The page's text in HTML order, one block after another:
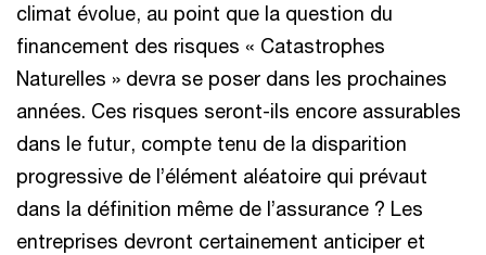
climat évolue, au point que la question du
financement des risques « Catastrophes
Naturelles » devra se poser dans les prochaines
années. Ces risques seront-ils encore assurables
dans le futur, compte tenu de la disparition
progressive de l’élément aléatoire qui prévaut
dans la définition même de l’assurance ? Les
entreprises devront certainement anticiper et